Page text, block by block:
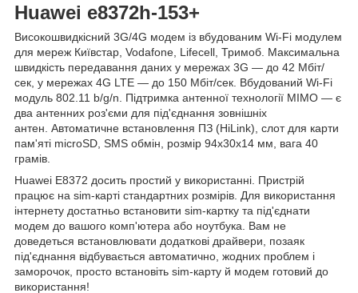
Huawei e8372h-153+
Високошвидкісний 3G/4G модем із вбудованим Wi-Fi модулем
для мереж Київстар, Vodafone, Lifecell, Тримоб. Максимальна
швидкість передавання даних у мережах 3G — до 42 Мбіт/
сек, у мережах 4G LTE — до 150 Мбіт/сек. Вбудований Wi-Fi
модуль 802.11 b/g/n. Підтримка антенної технології MIMO — є
два антенних роз'єми для під'єднання зовнішніх
антен. Автоматичне встановлення ПЗ (HiLink), слот для карти
пам'яті microSD, SMS обмін, розмір 94x30x14 мм, вага 40
грамів.
Huawei E8372 досить простий у використанні. Пристрій
працює на sim-карті стандартних розмірів. Для використання
інтернету достатньо встановити sim-картку та під'єднати
модем до вашого комп'ютера або ноутбука. Вам не
доведеться встановлювати додаткові драйвери, позаяк
під'єднання відбувається автоматично, жодних проблем і
заморочок, просто встановіть sim-карту й модем готовий до
використання!